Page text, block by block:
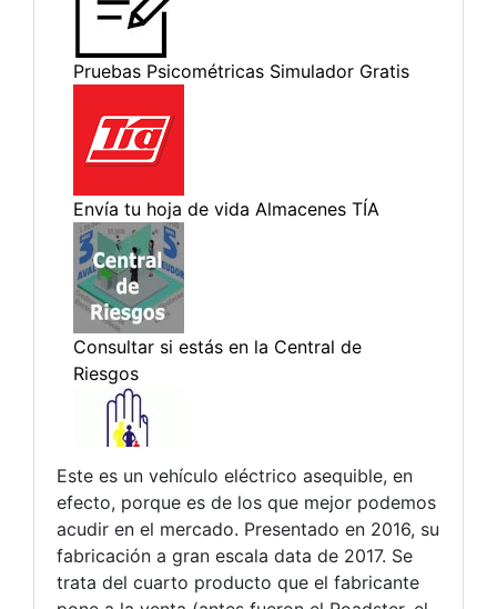
Este es un vehículo eléctrico asequible, en
efecto, porque es de los que mejor podemos
acudir en el mercado. Presentado en 2016, su
fabricación a gran escala data de 2017. Se
trata del cuarto producto que el fabricante